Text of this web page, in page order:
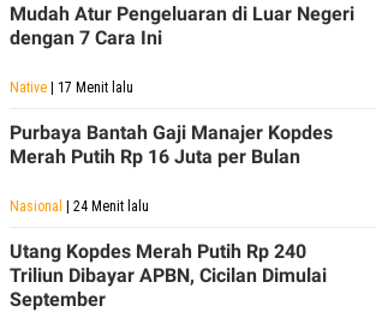
G
M
I
.
I
SITEMAPPROFILETERM
OF
Mudah Atur Pengeluaran di Luar Negeri
dengan 7 Cara Ini
Native | 17 Menit lalu
Purbaya Bantah Gaji Manajer Kopdes
Merah Putih Rp 16 Juta per Bulan
Nasional | 24 Menit lalu
Utang Kopdes Merah Putih Rp 240
Triliun Dibayar APBN, Cicilan Dimulai
September